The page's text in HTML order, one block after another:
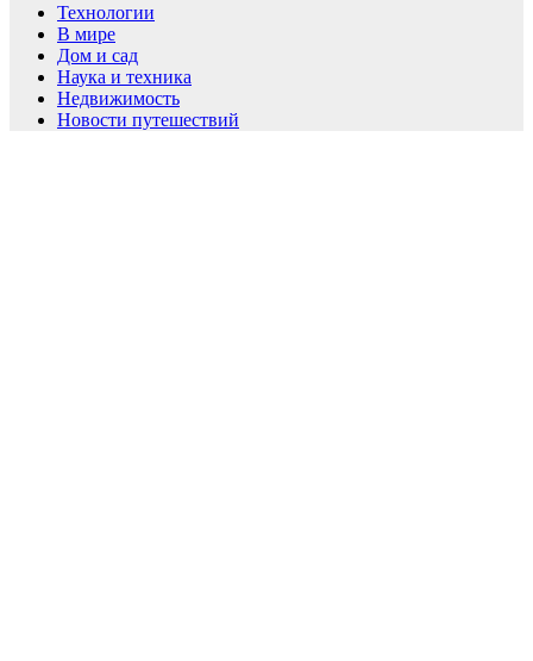
Технологии
В мире
Дом и сад
Наука и техника
Недвижимость
Новости путешествий